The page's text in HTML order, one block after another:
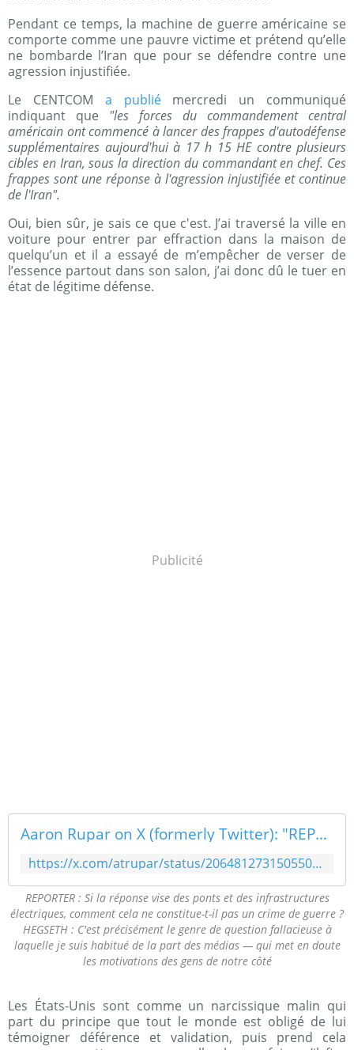
Pendant ce temps, la machine de guerre américaine se
comporte comme une pauvre victime et prétend qu’elle
ne bombarde l’Iran que pour se défendre contre une
agression injustifiée.
Le CENTCOM a publiémercredi un communiqué
indiquant que "les forces du commandement central
américain ont commencé à lancer des frappes d'autodéfense
supplémentaires aujourd'hui à 17 h 15 HE contre plusieurs
cibles en Iran, sous la direction du commandant en chef. Ces
frappes sont une réponse à l'agression injustifiée et continue
de l'Iran".
Oui, bien sûr, je sais ce que c'est. J’ai traversé la ville en
voiture pour entrer par effraction dans la maison de
quelqu’un et il a essayé de m’empêcher de verser de
l’essence partout dans son salon, j’ai donc dû le tuer en
état de légitime défense.
Publicité
Aaron Rupar on X (formerly Twitter): "REPORTER: If the response is hitting bridges and electrical infrastructure, how is that not a war crime?HEGSETH: That's precisely the kind of disingenuous question I'm used to from the media -- impugning the motives of the folks on our side pic.twitter.com/nVhvJU6Mwz / X"
https://x.com/atrupar/status/2064812731505500622
REPORTER : Si la réponse vise des ponts et des infrastructures
électriques, comment cela ne constitue-t-il pas un crime de guerre ?
HEGSETH : C'est précisément le genre de question fallacieuse à
laquelle je suis habitué de la part des médias — qui met en doute
les motivations des gens de notre côté
Les États-Unis sont comme un narcissique malin qui
part du principe que tout le monde est obligé de lui
témoigner déférence et validation, puis prend cela